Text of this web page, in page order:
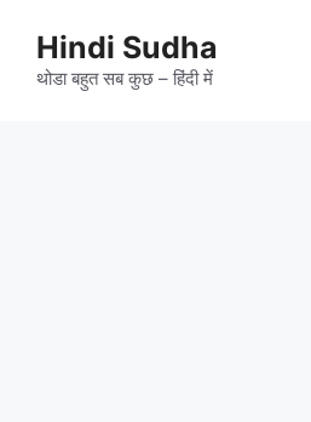
contentHindi Sudha
थोडा बहुत सब कुछ – हिंदी में